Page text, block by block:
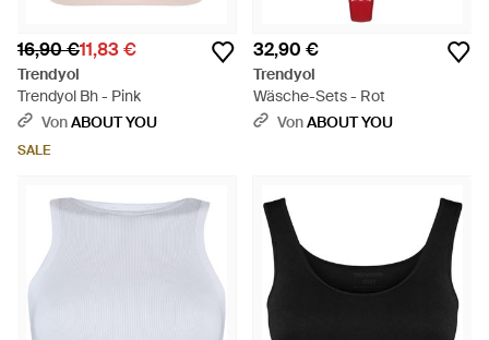
16,90 €11,83 €
Trendyol
Trendyol Bh - Pink
VonABOUT YOU
SALE
32,90 €
Trendyol
Wäsche-Sets - Rot
VonABOUT YOU